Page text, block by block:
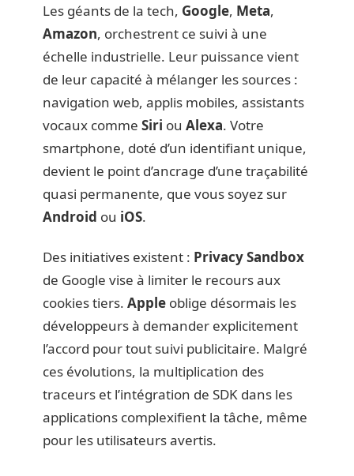
Les géants de la tech, Google, Meta,
Amazon, orchestrent ce suivi à une
échelle industrielle. Leur puissance vient
de leur capacité à mélanger les sources :
navigation web, applis mobiles, assistants
vocaux comme Siri ou Alexa. Votre
smartphone, doté d’un identifiant unique,
devient le point d’ancrage d’une traçabilité
quasi permanente, que vous soyez sur
Android ou iOS.
Des initiatives existent : Privacy Sandbox
de Google vise à limiter le recours aux
cookies tiers. Apple oblige désormais les
développeurs à demander explicitement
l’accord pour tout suivi publicitaire. Malgré
ces évolutions, la multiplication des
traceurs et l’intégration de SDK dans les
applications complexifient la tâche, même
pour les utilisateurs avertis.